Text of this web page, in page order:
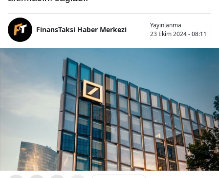
FinansTaksi Haber Merkezi
Yayınlanma
23 Ekim 2024 - 08:11